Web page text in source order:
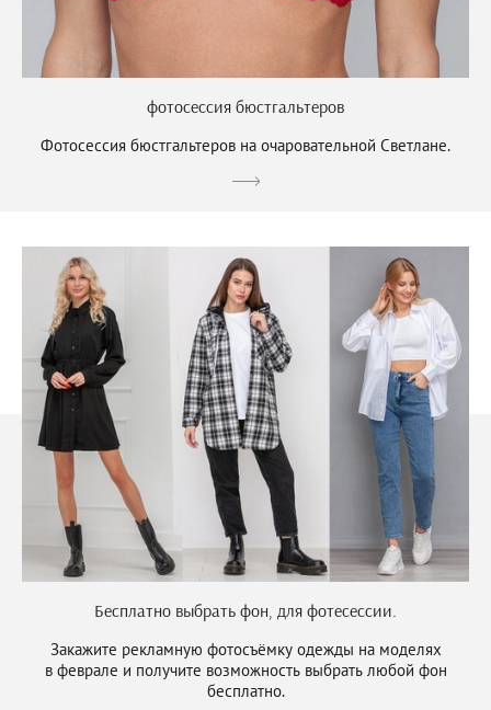
фотосессия бюстгальтеров
Фотосессия бюстгальтеров на очаровательной Светлане.
Бесплатно выбрать фон, для фотесессии.
Закажите рекламную фотосъёмку одежды на моделях
в феврале и получите возможность выбрать любой фон
бесплатно.